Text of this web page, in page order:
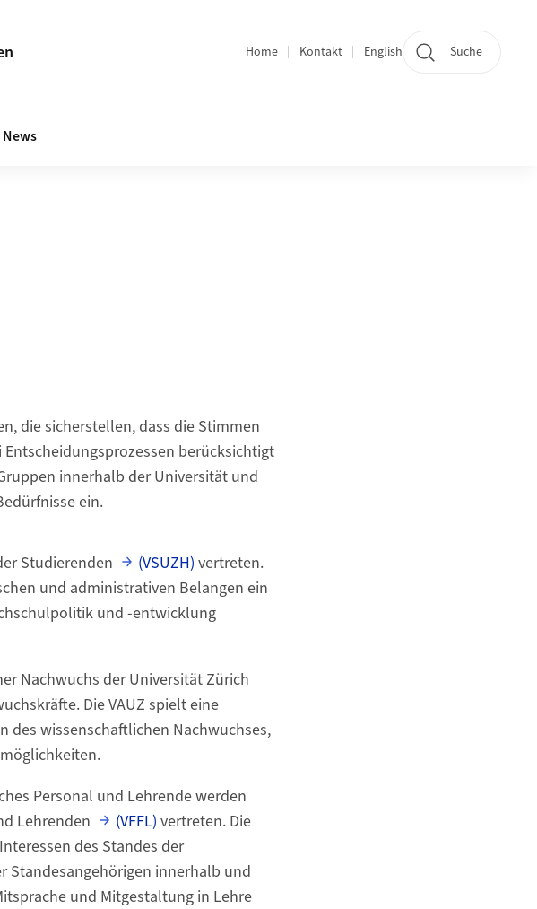
Bereichsnavigation
Home Kontakt English Suche
News
die sicherstellen, dass die Stimmen
berücksichtigt
innerhalb der Universität und
ein.
Studierenden (VSUZH) vertreten.
und administrativen Belangen ein
und -entwicklung
Nachwuchs der Universität Zürich
Die VAUZ spielt eine
des wissenschaftlichen Nachwuchses,
Personal und Lehrende werden
Lehrenden
(VFFL) vertreten. Die
des Standes der
Standesangehörigen innerhalb und
und Mitgestaltung in Lehre